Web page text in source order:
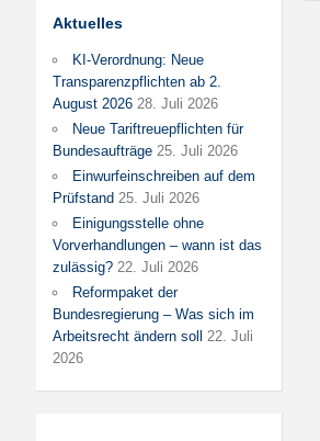
Aktuelles
KI-Verordnung: Neue
Transparenzpflichten ab 2.
August 2026 28. Juli 2026
Neue Tariftreuepflichten für
Bundesaufträge 25. Juli 2026
Einwurfeinschreiben auf dem
Prüfstand 25. Juli 2026
Einigungsstelle ohne
Vorverhandlungen – wann ist das
zulässig? 22. Juli 2026
Reformpaket der
Bundesregierung – Was sich im
Arbeitsrecht ändern soll
22. Juli
2026